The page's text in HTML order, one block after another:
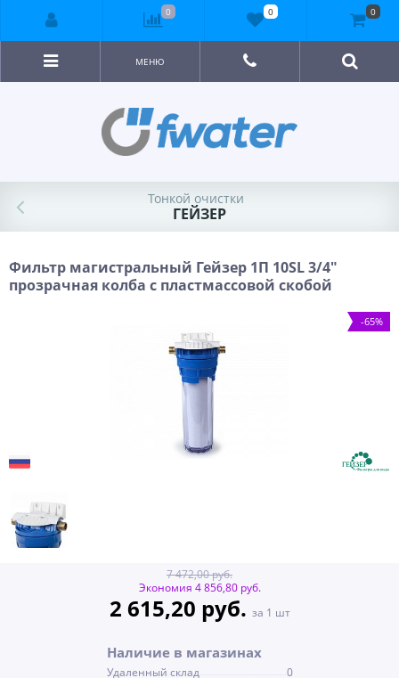
МЕНЮ
Тонкой очистки
ГЕЙЗЕР
Фильтр магистральный Гейзер 1П 10SL 3/4"
прозрачная колба с пластмассовой скобой
-65%
7 472,00 руб.
Экономия 4 856,80 руб.
2 615,20 руб. за 1 шт
Наличие в магазинах
Удаленный склад
0
0 0 0